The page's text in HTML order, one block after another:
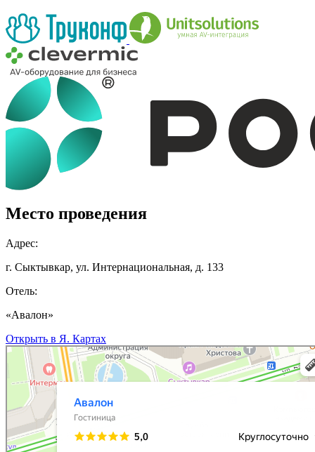
Место проведения
Адрес:
г. Сыктывкар, ул. Интернациональная, д. 133
Отель:
«Авалон»
Открыть в Я. Картах